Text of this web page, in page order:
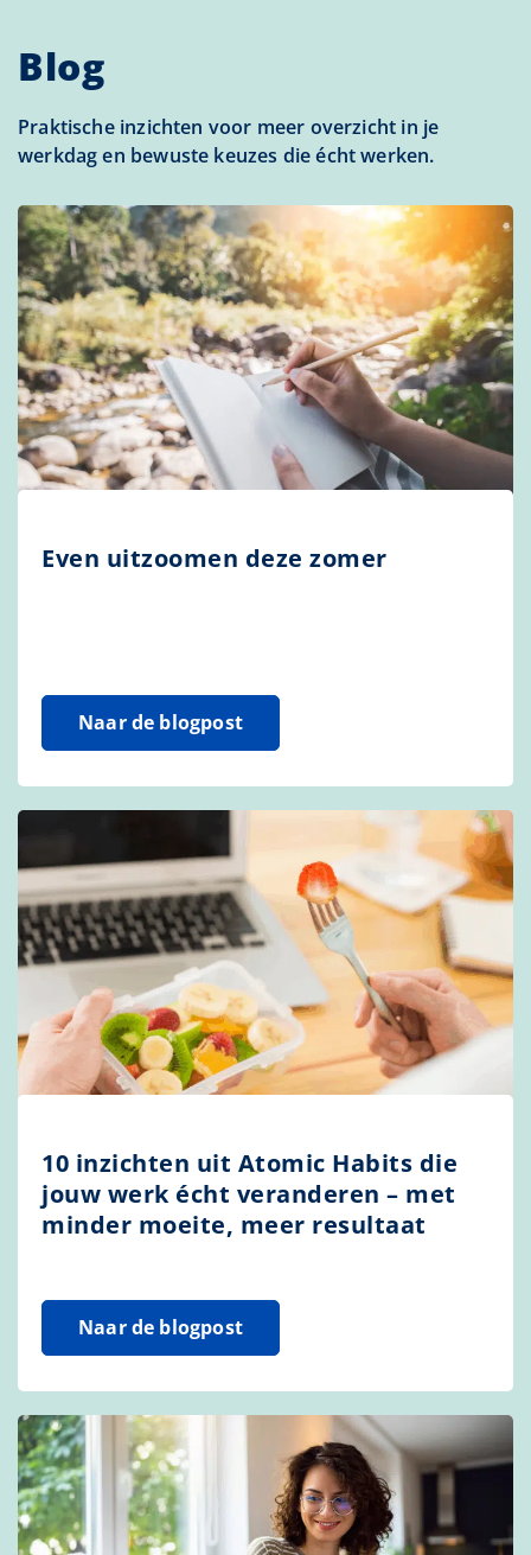
Blog
Praktische inzichten voor meer overzicht in je
werkdag en bewuste keuzes die écht werken.
Even uitzoomen deze zomer
Naar de blogpost
10 inzichten uit Atomic Habits die
jouw werk écht veranderen – met
minder moeite, meer resultaat
Naar de blogpost